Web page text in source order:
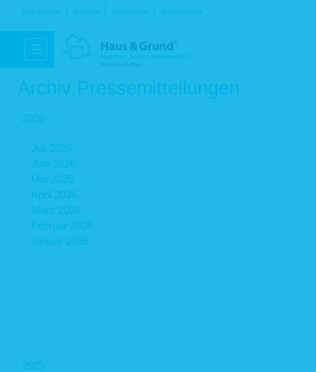
Navigation
Info-Service Kontakt Impressum Datenschutz
Archiv Pressemitteilungen
2026
Juli 2026
Juni 2026
Mai 2026
April 2026
März 2026
Februar 2026
Januar 2026
2025